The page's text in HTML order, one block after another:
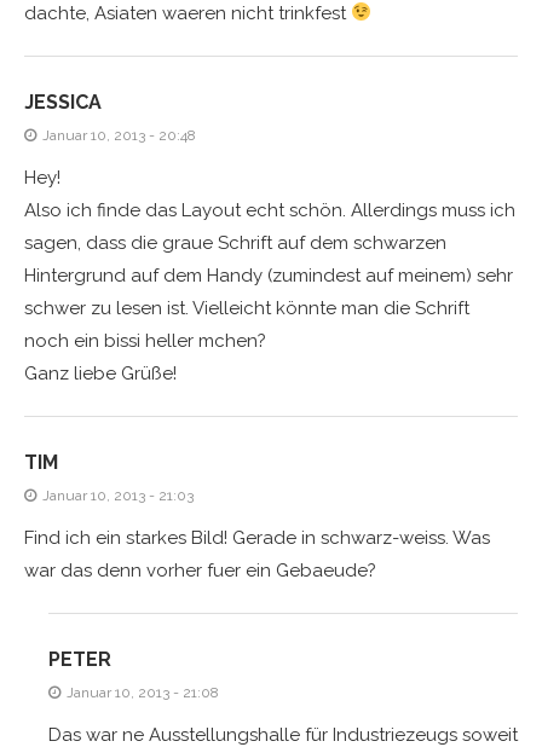
dachte, Asiaten waeren nicht trinkfest
JESSICA
Januar 10, 2013 - 20:48
Hey!
Also ich finde das Layout echt schön. Allerdings muss ich
sagen, dass die graue Schrift auf dem schwarzen
Hintergrund auf dem Handy (zumindest auf meinem) sehr
schwer zu lesen ist. Vielleicht könnte man die Schrift
noch ein bissi heller mchen?
Ganz liebe Grüße!
TIM
Januar 10, 2013 - 21:03
Find ich ein starkes Bild! Gerade in schwarz-weiss. Was
war das denn vorher fuer ein Gebaeude?
PETER
Januar 10, 2013 - 21:08
Das war ne Ausstellungshalle für Industriezeugs soweit